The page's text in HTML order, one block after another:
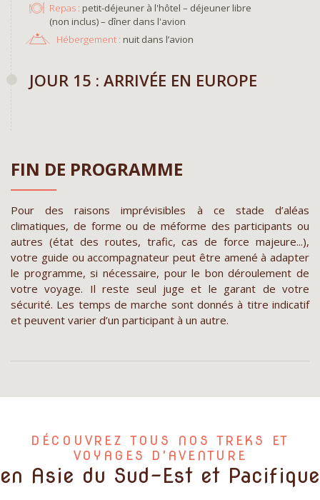
Repas : petit-déjeuner à l'hôtel – déjeuner libre
(non inclus) – dîner dans l'avion
Hébergement : nuit dans l’avion
JOUR 15 : ARRIVÉE EN EUROPE
FIN DE PROGRAMME
Pour des raisons imprévisibles à ce stade d’aléas
climatiques, de forme ou de méforme des participants ou
autres (état des routes, trafic, cas de force majeure...),
votre guide ou accompagnateur peut être amené à adapter
le programme, si nécessaire, pour le bon déroulement de
votre voyage. Il reste seul juge et le garant de votre
sécurité. Les temps de marche sont donnés à titre indicatif
et peuvent varier d’un participant à un autre.
DÉCOUVREZ TOUS NOS TREKS ET
VOYAGES D'AVENTURE
en Asie du Sud-Est et Pacifique